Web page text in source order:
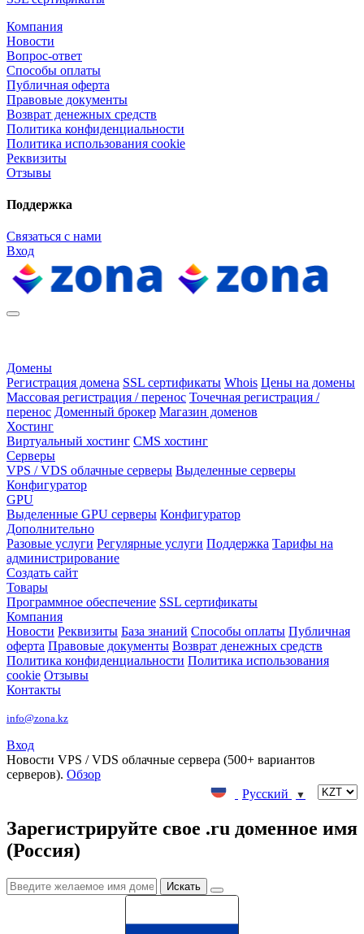
Компания
Новости
Вопрос-ответ
Способы оплаты
Публичная оферта
Правовые документы
Возврат денежных средств
Политика конфиденциальности
Политика использования cookie
Реквизиты
Отзывы
Поддержка
Связаться с нами
Вход
Домены
Регистрация домена SSL сертификаты Whois Цены на домены
Массовая регистрация / перенос Точечная регистрация /
перенос Доменный брокер Магазин доменов
Хостинг
Виртуальный хостинг CMS хостинг
Серверы
VPS / VDS облачные серверы Выделенные серверы
Конфигуратор
GPU
Выделенные GPU серверы Конфигуратор
Дополнительно
Разовые услуги Регулярные услуги Поддержка Тарифы на
администрирование
Создать сайт
Товары
Программное обеспечение SSL сертификаты
Компания
Новости Реквизиты База знаний Способы оплаты Публичная
оферта Правовые документы Возврат денежных средств
Политика конфиденциальности Политика использования
cookie Отзывы
Контакты
info@zona.kz
Вход
Новости VPS / VDS облачные сервера (500+ вариантов
серверов). Обзор
Русский
▼
Зарегистрируйте свое .ru доменное имя
(Россия)